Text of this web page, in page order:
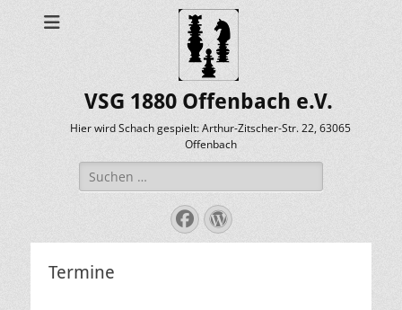
VSG 1880 Offenbach e.V.
Hier wird Schach gespielt: Arthur-Zitscher-Str. 22, 63065
Offenbach
Suche
nach:
Facebook
WordPress
Termine